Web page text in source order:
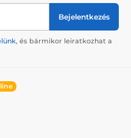
Bejelentkezés
, és bármikor leiratkozhat a